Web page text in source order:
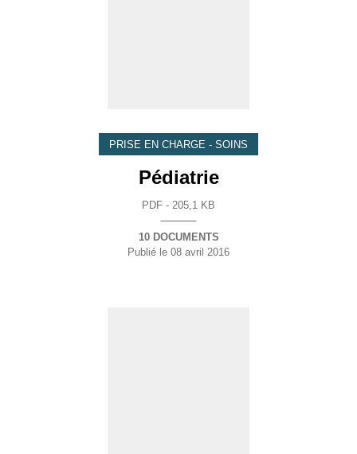
PRISE EN CHARGE - SOINS
Pédiatrie
PDF - 205,1 KB
10 DOCUMENTS
Publié le 08 avril 2016